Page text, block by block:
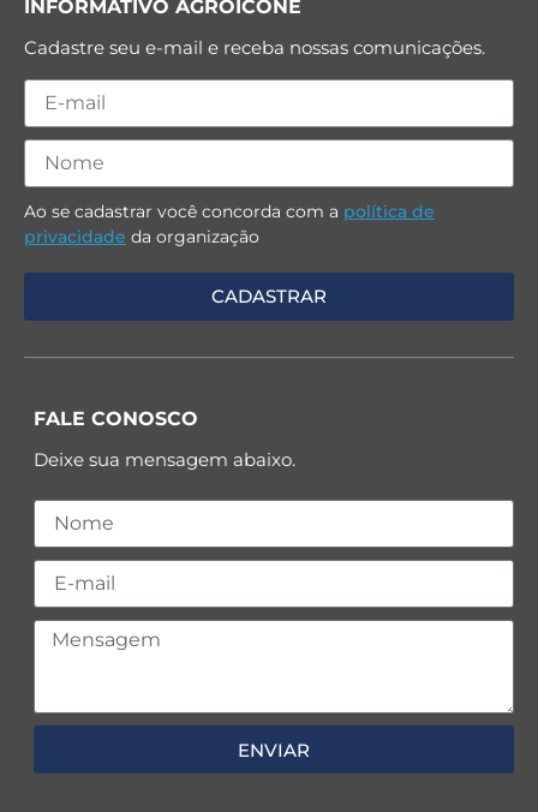
INFORMATIVO AGROICONE
Cadastre seu e-mail e receba nossas comunicações.
Ao se cadastrar você concorda com a política de
privacidade da organização
FALE CONOSCO
Deixe sua mensagem abaixo.
ENVIAR